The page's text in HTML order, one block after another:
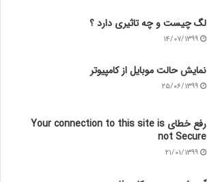
لگ چیست و چه تاثیری دارد ؟
۱۴/۰۷/۱۳۹۹
نمایش حالت موبایل از کامپیوتر
۲۵/۰۶/۱۳۹۹
رفع خطای Your connection to this site is
not Secure
۲۱/۰۱/۱۳۹۹